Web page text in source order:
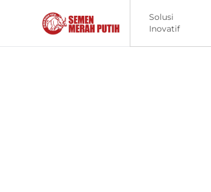
Solusi
Inovatif